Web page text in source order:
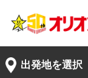
出発地を選択